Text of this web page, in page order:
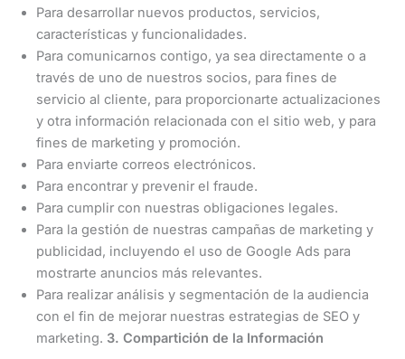
Para desarrollar nuevos productos, servicios,
características y funcionalidades.
Para comunicarnos contigo, ya sea directamente o a
través de uno de nuestros socios, para fines de
servicio al cliente, para proporcionarte actualizaciones
y otra información relacionada con el sitio web, y para
fines de marketing y promoción.
Para enviarte correos electrónicos.
Para encontrar y prevenir el fraude.
Para cumplir con nuestras obligaciones legales.
Para la gestión de nuestras campañas de marketing y
publicidad, incluyendo el uso de Google Ads para
mostrarte anuncios más relevantes.
Para realizar análisis y segmentación de la audiencia
con el fin de mejorar nuestras estrategias de SEO y
marketing. 3. Compartición de la Información